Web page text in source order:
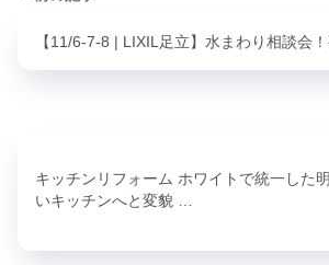
【11/6-7-8 | LIXIL足立】水まわり相談会
キッチンリフォーム ホワイトで統一した
いキッチンへと変貌 …